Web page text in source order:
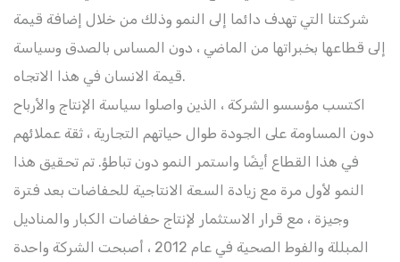
شركتنا التي تهدف دائما إلى النمو وذلك من خلال إضافة قيمة
إلى قطاعها بخبراتها من الماضي ، دون المساس بالصدق وسياسة
قيمة الانسان في هذا الاتجاه.
اكتسب مؤسسو الشركة ، الذين واصلوا سياسة الإنتاج والأرباح
دون المساومة على الجودة طوال حياتهم التجارية ، ثقة عملائهم
في هذا القطاع أيضًا واستمر النمو دون تباطؤ. تم تحقيق هذا
النمو لأول مرة مع زيادة السعة الانتاجية للحفاضات بعد فترة
وجيزة ، مع قرار الاستثمار لإنتاج حفاضات الكبار والمناديل
المبللة والفوط الصحية في عام 2012 ، أصبحت الشركة واحدة